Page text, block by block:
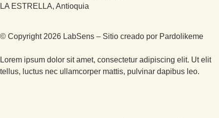
LA ESTRELLA, Antioquia
© Copyright 2026 LabSens – Sitio creado por Pardolikeme
Lorem ipsum dolor sit amet, consectetur adipiscing elit. Ut elit
tellus, luctus nec ullamcorper mattis, pulvinar dapibus leo.